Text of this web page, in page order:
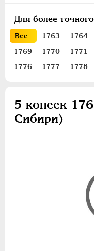
Для более
Все 1763 1764
1769
1770 1771
1776
1777 1778
5 копеек
Сибири)
ПЕТР III 1762-1762
ЕКАТЕРИНА II
Золото
Серебро
Пробные
Сибирские